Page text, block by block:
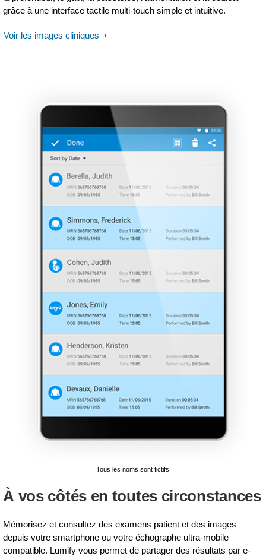
grâce à une interface tactile multi-touch simple et intuitive.
Voir les images cliniques
Tous les noms sont fictifs
À vos côtés en toutes circonstances
Mémorisez et consultez des examens patient et des images
depuis votre smartphone ou votre échographe ultra-mobile
compatible. Lumify vous permet de partager des résultats par e-